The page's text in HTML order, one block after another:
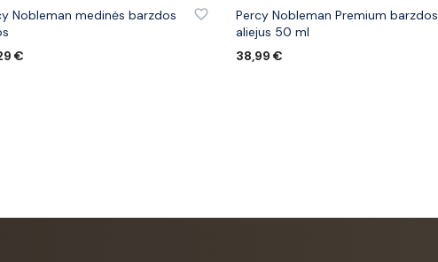
Nobleman medinės barzdos
€
Percy Nobleman Premium barzdos
aliejus 50 ml
38,99 €